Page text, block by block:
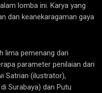
lomba ini. Karya yang
dan keanekaragaman gaya
lima pemenang dari
parameter penilaian dari
Satrian (ilustrator),
Surabaya) dan Putu